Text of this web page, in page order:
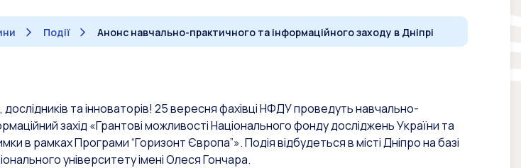
Події Анонс навчально-практичного та інформаційного заходу в Дніпрі
дослідників та інноваторів! 25 вересня фахівці НФДУ проведуть навчально-
захід «Грантові можливості Національного фонду досліджень України та
в рамках Програми “Горизонт Європа”». Подія відбудеться в місті Дніпро на базі
університету імені Олеся Гончара.